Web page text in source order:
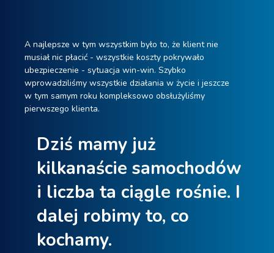
A najlepsze w tym wszystkim było to, że klient nie
musiał nic płacić - wszystkie koszty pokrywało
ubezpieczenie - sytuacja win-win. Szybko
wprowadziliśmy wszystkie działania w życie i jeszcze
w tym samym roku kompleksowo obsłużyliśmy
pierwszego klienta.
Dziś mamy już
kilkanaście samochodów
i liczba ta ciągle rośnie. I
dalej robimy to, co
kochamy.